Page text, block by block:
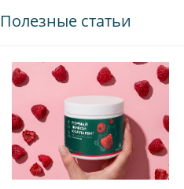
Полезные статьи